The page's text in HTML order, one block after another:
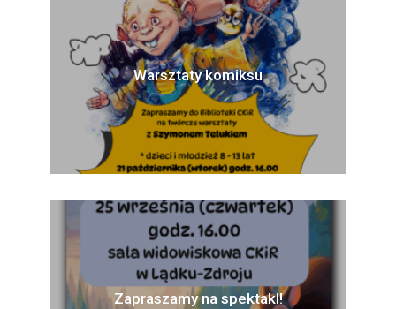
Warsztaty komiksu
Zapraszamy na spektakl!